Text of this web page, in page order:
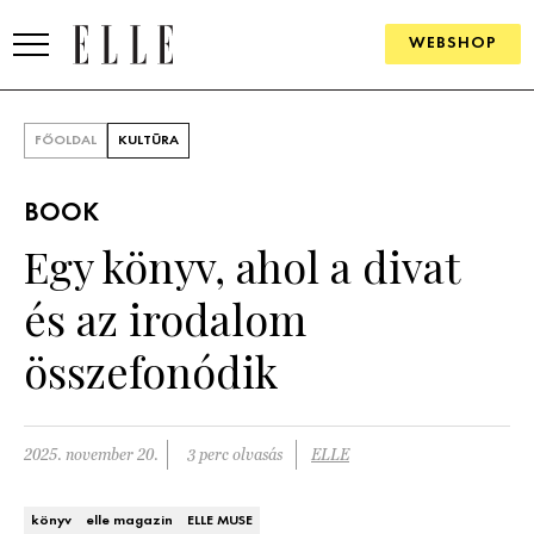
WEBSHOP
SZÉPSÉG
ÉLETMÓD
PÁRKAPCSOLAT
FŐOLDAL KULTÚRA
BOOK
Egy könyv, ahol a divat
és az irodalom
összefonódik
2025. november 20. 3 perc olvasás ELLE
könyv elle magazin ELLE MUSE